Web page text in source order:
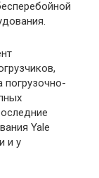
погрузочно-
Yale
и у